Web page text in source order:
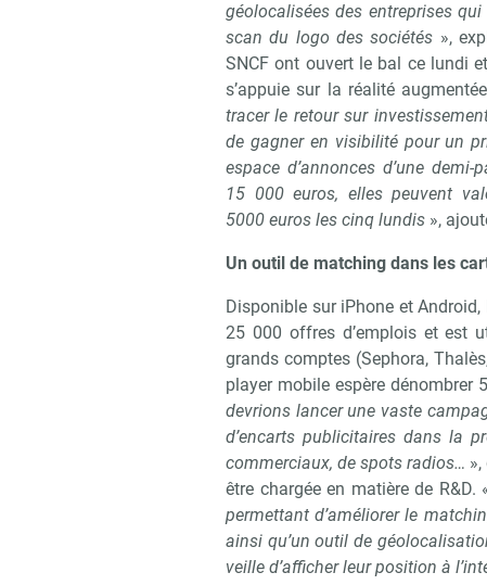
géolocalisées des entreprises
scan du logo des sociétés »,
SNCF ont ouvert le bal ce lundi
s’appuie sur la réalité
tracer le retour sur
de gagner en visibilité pour un
espace d’annonces d’une
15 000 euros, elles peuvent
5000 euros les cinq lundis »,
Un outil de matching dans les
Disponible sur iPhone et
25 000 offres d’emplois et est
grands comptes (Sephora,
player mobile espère dénombrer
devrions lancer une vaste
d’encarts publicitaires dans la
commerciaux, de spots radios…
être chargée en matière de R&D.
permettant d’améliorer le
ainsi qu’un outil de
veille d’afficher leur position à